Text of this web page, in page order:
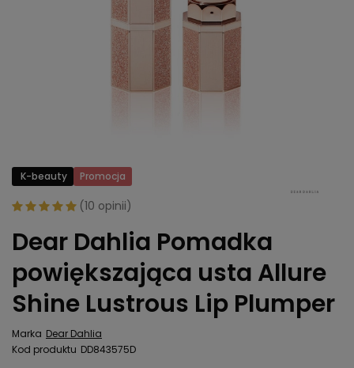
K-beauty Promocja
(10 opinii)
Dear Dahlia Pomadka
powiększająca usta Allure
Shine Lustrous Lip Plumper
Marka Dear Dahlia
Kod produktu DD843575D